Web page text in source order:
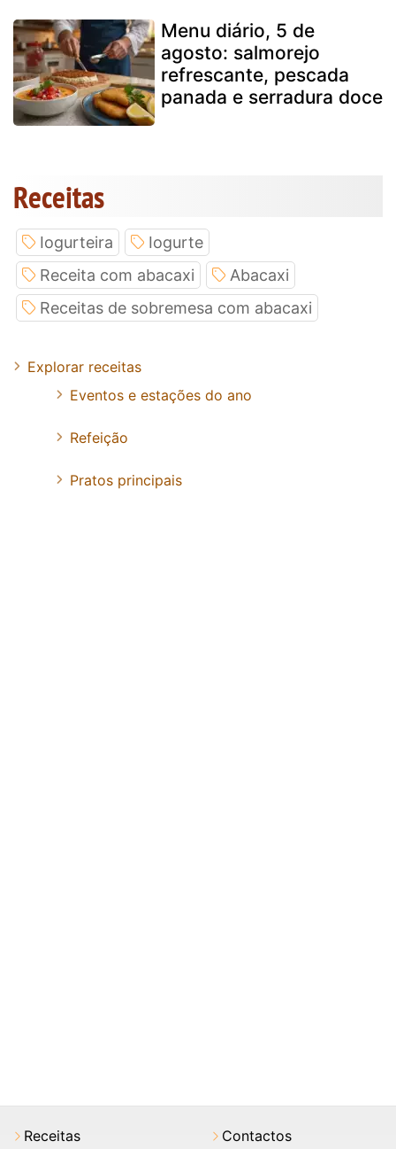
Menu diário, 5 de
agosto: salmorejo
refrescante, pescada
panada e serradura doce
Receitas
Iogurteira
Iogurte
Receita com abacaxi
Abacaxi
Receitas de sobremesa com abacaxi
Explorar receitas
Eventos e estações do ano
Refeição
Pratos principais
Receitas Contactos